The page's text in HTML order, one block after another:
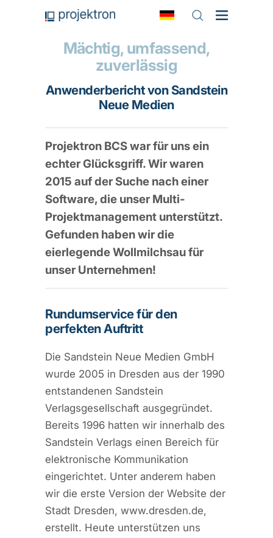
Mächtig, umfassend,
zuverlässig
Anwenderbericht von Sandstein
Neue Medien
Projektron BCS war für uns ein
echter Glücksgriff. Wir waren
2015 auf der Suche nach einer
Software, die unser Multi-
Projektmanagement unterstützt.
Gefunden haben wir die
eierlegende Wollmilchsau für
unser Unternehmen!
Rundumservice für den
perfekten Auftritt
Die Sandstein Neue Medien GmbH
wurde 2005 in Dresden aus der 1990
entstandenen Sandstein
Verlagsgesellschaft ausgegründet.
Bereits 1996 hatten wir innerhalb des
Sandstein Verlags einen Bereich für
elektronische Kommunikation
eingerichtet. Unter anderem haben
wir die erste Version der Website der
Stadt Dresden, www.dresden.de,
erstellt. Heute unterstützen uns